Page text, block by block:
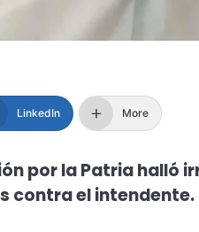
LinkedIn More
por la Patria halló
contra el intendente.